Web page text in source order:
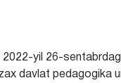
2022-yil 26-sentabrdagi
davlat pedagogika